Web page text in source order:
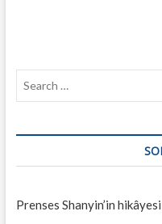
Prenses Shanyin’in